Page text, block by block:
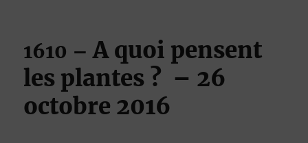
1610 –A quoi pensent
les plantes ? – 26
octobre 2016